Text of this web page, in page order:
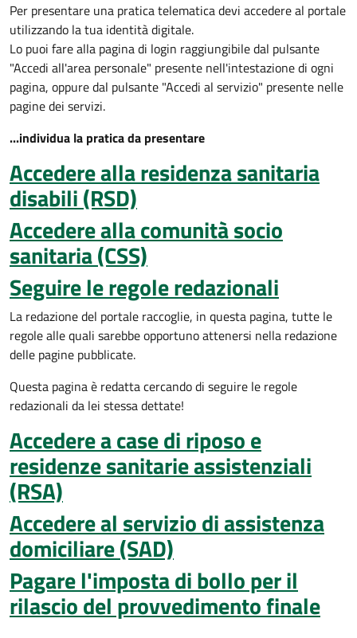
Per presentare una pratica telematica devi accedere al portale
utilizzando la tua identità digitale.
Lo puoi fare alla pagina di login raggiungibile dal pulsante
"Accedi all'area personale" presente nell'intestazione di ogni
pagina, oppure dal pulsante "Accedi al servizio" presente nelle
pagine dei servizi.
...individua la pratica da presentare
Accedere alla residenza sanitaria
disabili (RSD)
Accedere alla comunità socio
sanitaria (CSS)
Seguire le regole redazionali
La redazione del portale raccoglie, in questa pagina, tutte le
regole alle quali sarebbe opportuno attenersi nella redazione
delle pagine pubblicate.
Questa pagina è redatta cercando di seguire le regole
redazionali da lei stessa dettate!
Accedere a case di riposo e
residenze sanitarie assistenziali
(RSA)
Accedere al servizio di assistenza
domiciliare (SAD)
Pagare l'imposta di bollo per il
rilascio del provvedimento finale